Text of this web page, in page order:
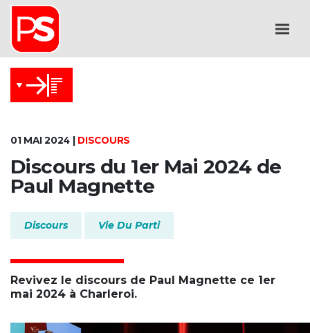
01 MAI 2024 | DISCOURS
Discours du 1er Mai 2024 de
Paul Magnette
Discours Vie Du Parti
Revivez le discours de Paul Magnette ce 1er
mai 2024 à Charleroi.